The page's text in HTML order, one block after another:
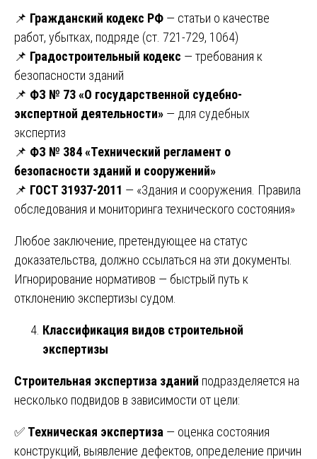
📌 Гражданский кодекс РФ — статьи о качестве
работ, убытках, подряде (ст. 721-729, 1064)
📌 Градостроительный кодекс — требования к
безопасности зданий
📌 ФЗ № 73 «О государственной судебно-
экспертной деятельности» — для судебных
экспертиз
📌 ФЗ № 384 «Технический регламент о
безопасности зданий и сооружений»
📌 ГОСТ 31937-2011 — «Здания и сооружения. Правила
обследования и мониторинга технического состояния»
Любое заключение, претендующее на статус
доказательства, должно ссылаться на эти документы.
Игнорирование нормативов — быстрый путь к
отклонению экспертизы судом.
Классификация видов строительной
экспертизы
Строительная экспертиза зданий подразделяется на
несколько подвидов в зависимости от цели:
✅ Техническая экспертиза — оценка состояния
конструкций, выявление дефектов, определение причин